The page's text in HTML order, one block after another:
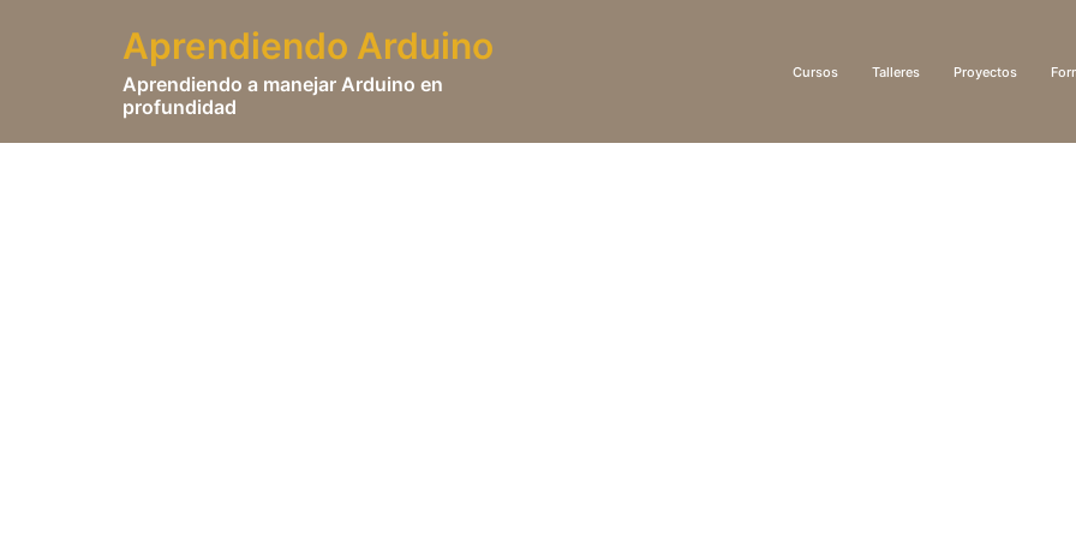
Aprendiendo Arduino
Aprendiendo a manejar Arduino en
profundidad
Cursos Talleres Proyectos